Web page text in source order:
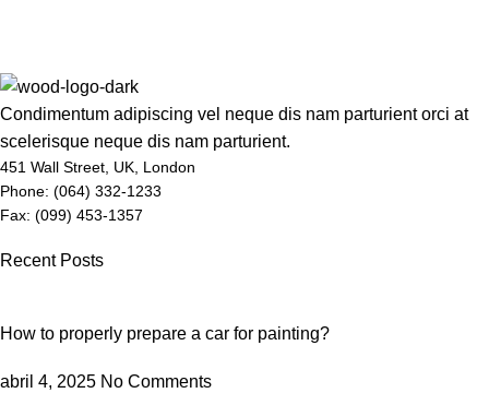
Condimentum adipiscing vel neque dis nam parturient orci at
scelerisque neque dis nam parturient.
451 Wall Street, UK, London
Phone: (064) 332-1233
Fax: (099) 453-1357
Recent Posts
How to properly prepare a car for painting?
abril 4, 2025 No Comments